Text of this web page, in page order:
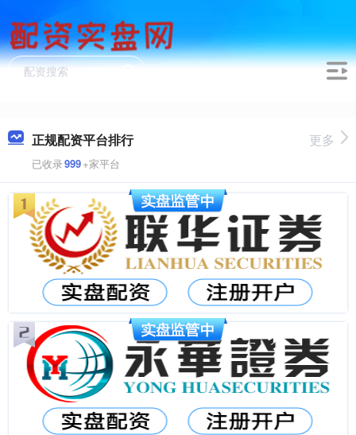
正规配资平台排行
已收录999+家平台
更多